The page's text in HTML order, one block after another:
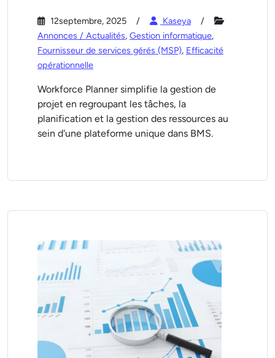
12septembre, 2025
Kaseya
Annonces / Actualités, Gestion informatique,
Fournisseur de services gérés (MSP), Efficacité
opérationnelle
Workforce Planner simplifie la gestion de
projet en regroupant les tâches, la
planification et la gestion des ressources au
sein d'une plateforme unique dans BMS.